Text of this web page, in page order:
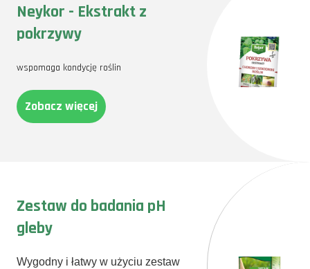
Neykor - Ekstrakt z
pokrzywy
wspomaga kondycję roślin
Zobacz więcej
Zestaw do badania pH
gleby
Wygodny i łatwy w użyciu zestaw